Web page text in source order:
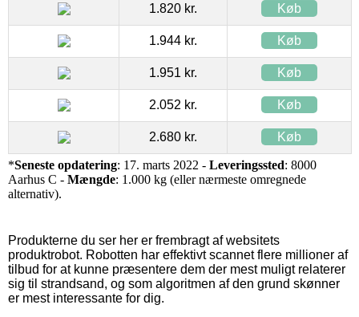
1.820 kr. Køb
1.944 kr. Køb
1.951 kr. Køb
2.052 kr. Køb
2.680 kr. Køb
*Seneste opdatering: 17. marts 2022 - Leveringssted: 8000
Aarhus C - Mængde: 1.000 kg (eller nærmeste omregnede
alternativ).
Produkterne du ser her er frembragt af websitets
produktrobot. Robotten har effektivt scannet flere millioner af
tilbud for at kunne præsentere dem der mest muligt relaterer
sig til strandsand, og som algoritmen af den grund skønner
er mest interessante for dig.